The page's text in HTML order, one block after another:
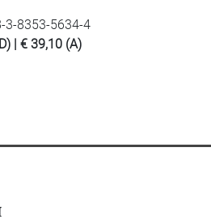
3-8353-5634-4
| € 39,10 (A)